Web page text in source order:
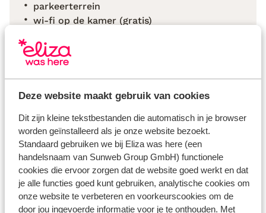
Deze website maakt gebruik van cookies
Dit zijn kleine tekstbestanden die automatisch in je browser
worden geïnstalleerd als je onze website bezoekt.
Standaard gebruiken we bij Eliza was here (een
handelsnaam van Sunweb Group GmbH) functionele
cookies die ervoor zorgen dat de website goed werkt en dat
je alle functies goed kunt gebruiken, analytische cookies om
onze website te verbeteren en voorkeurscookies om de
door jou ingevoerde informatie voor je te onthouden. Met
parkeerterrein
wi-fi op de kamer (gratis)
handdoeken inclusief
schoonmaak kamer 1 keer per dag
Bekijk alle faciliteiten
Reisinformatie
Verzorging
Huurauto